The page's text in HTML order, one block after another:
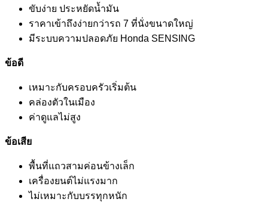
ขับง่าย ประหยัดน้ำมัน
ราคาเข้าถึงง่ายกว่ารถ 7 ที่นั่งขนาดใหญ่
มีระบบความปลอดภัย Honda SENSING
ข้อดี
เหมาะกับครอบครัวเริ่มต้น
คล่องตัวในเมือง
ค่าดูแลไม่สูง
ข้อเสีย
พื้นที่แถวสามค่อนข้างเล็ก
เครื่องยนต์ไม่แรงมาก
ไม่เหมาะกับบรรทุกหนัก